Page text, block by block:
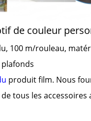
de couleur
100 m/rouleau,
produit film. Nous
tous les accessoires